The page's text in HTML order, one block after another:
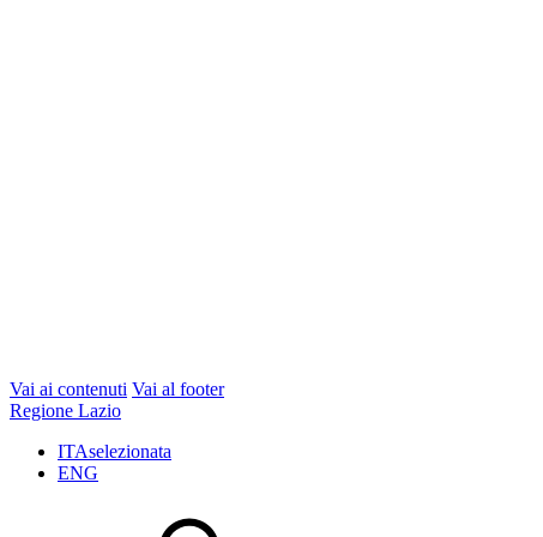
Vai ai contenuti Vai al footer
Regione Lazio
ITAselezionata
ENG